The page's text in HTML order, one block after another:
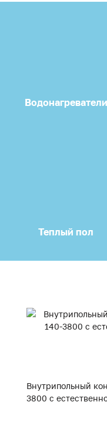
Водонагреватели
Теплый пол
Внутрипольный
3800 с